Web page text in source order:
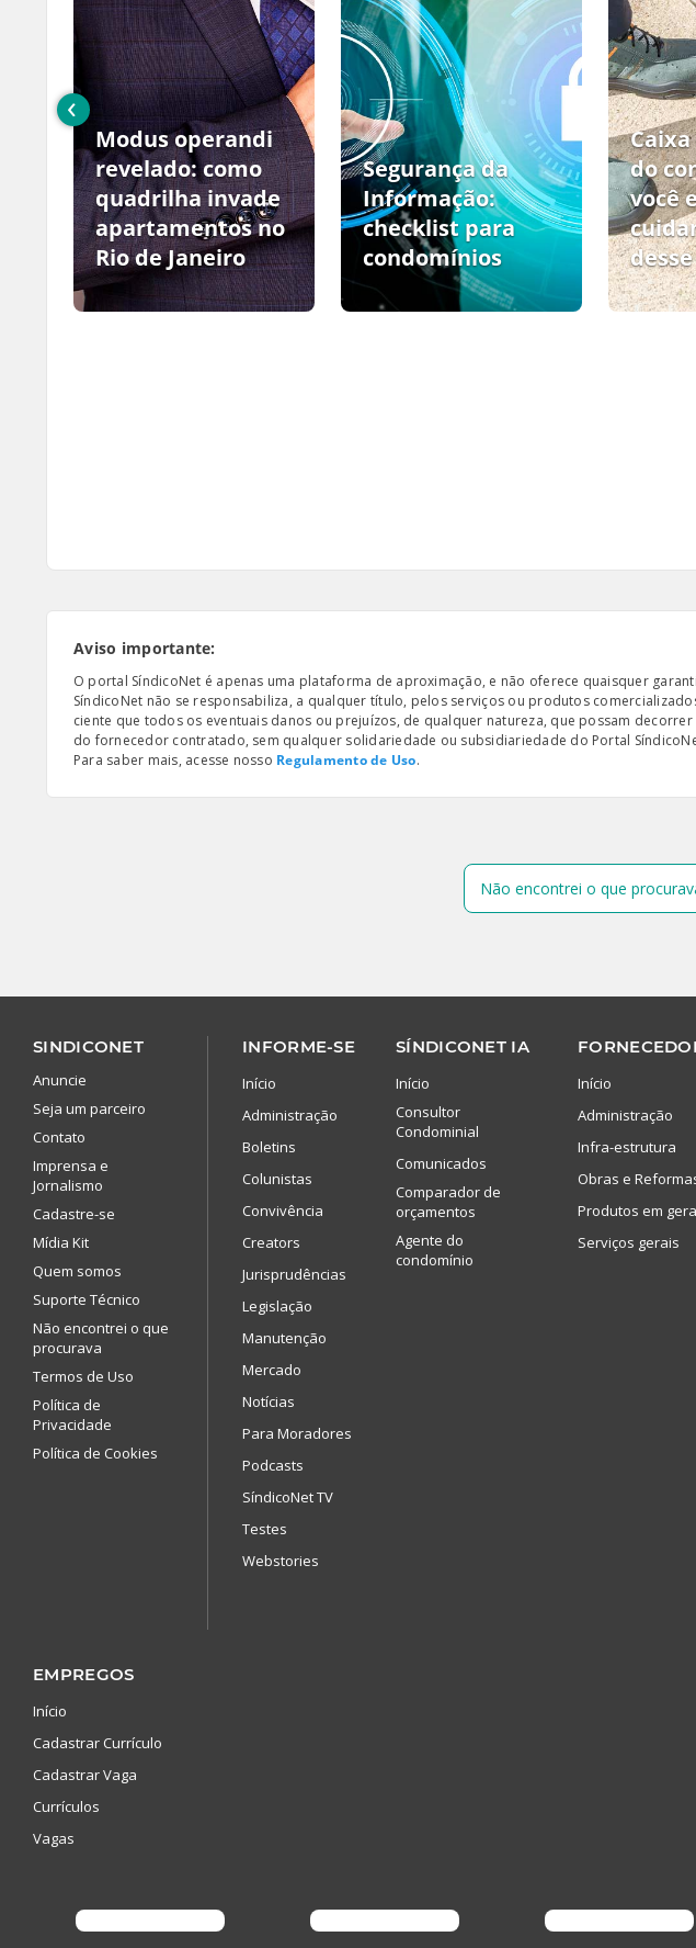
Modus operandi
revelado: como
quadrilha invade
apartamentos no
Rio de Janeiro
Segurança da
Informação:
checklist para
condomínios
do
você
‹
Aviso importante:
O portal SíndicoNet é apenas uma plataforma de aproximação, e não oferece quaisquer
SíndicoNet não se responsabiliza, a qualquer título, pelos serviços ou produtos
ciente que todos os eventuais danos ou prejuízos, de qualquer natureza, que possam
do fornecedor contratado, sem qualquer solidariedade ou subsidiariedade do Portal
Para saber mais, acesse nosso Regulamento de Uso.
Não encontrei o que
SINDICONET
Anuncie
Seja um parceiro
Contato
Imprensa e
Jornalismo
Cadastre-se
Mídia Kit
Quem somos
Suporte Técnico
Não encontrei o que
procurava
Termos de Uso
Política de
Privacidade
Política de Cookies
INFORME-SE
Início
Administração
Boletins
Colunistas
Convivência
Creators
Jurisprudências
Legislação
Manutenção
Mercado
Notícias
Para Moradores
Podcasts
SíndicoNet TV
Testes
Webstories
SÍNDICONET IA
Início
Consultor
Condominial
Comunicados
Comparador de
orçamentos
Agente do
condomínio
Início
Administração
Infra-estrutura
Obras e
Produtos em
Serviços gerais
EMPREGOS
Início
Cadastrar Currículo
Cadastrar Vaga
Currículos
Vagas